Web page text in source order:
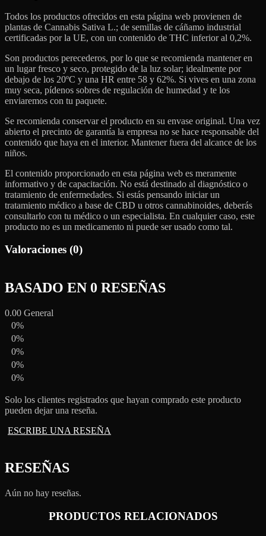
Todos los productos ofrecidos en esta página web provienen de
plantas de Cannabis Sativa L.; de semillas de cáñamo industrial
certificadas por la UE, con un contenido de THC inferior al 0,2%.
Son productos perecederos, por lo que se recomienda mantener en
un lugar fresco y seco, protegido de la luz solar; idealmente por
debajo de los 20ºC y una HR entre 58 y 62%. Si vives en una zona
muy seca, pídenos sobres de regulación de humedad y te los
enviaremos con tu paquete.
Se recomienda conservar el producto en su envase original. Una vez
abierto el precinto de garantía la empresa no se hace responsable del
contenido que haya en el interior. Mantener fuera del alcance de los
niños.
El contenido proporcionado en esta página web es meramente
informativo y de capacitación. No está destinado al diagnóstico o
tratamiento de enfermedades. Si estás pensando iniciar un
tratamiento médico a base de CBD u otros cannabinoides, deberás
consultarlo con tu médico o un especialista. En cualquier caso, este
producto no es un medicamento ni puede ser usado como tal.
Valoraciones (0)
BASADO EN 0 RESEÑAS
0.00 General
0%
0%
0%
0%
0%
Solo los clientes registrados que hayan comprado este producto
pueden dejar una reseña.
ESCRIBE UNA RESEÑA
RESEÑAS
Aún no hay reseñas.
PRODUCTOS RELACIONADOS